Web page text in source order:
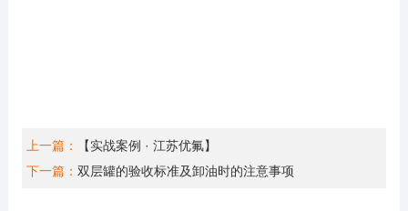
上一篇：
【实战案例 · 江苏优氟】
下一篇： 双层罐的验收标准及卸油时的注意事项